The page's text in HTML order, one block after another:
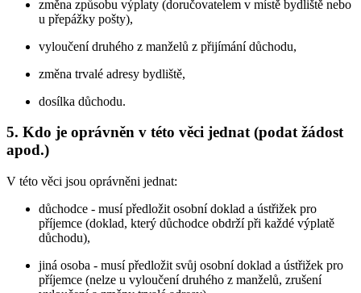
změna způsobu výplaty (doručovatelem v místě bydliště nebo
u přepážky pošty),
vyloučení druhého z manželů z přijímání důchodu,
změna trvalé adresy bydliště,
dosílka důchodu.
5. Kdo je oprávněn v této věci jednat (podat žádost
apod.)
V této věci jsou oprávněni jednat:
důchodce - musí předložit osobní doklad a ústřižek pro
příjemce (doklad, který důchodce obdrží při každé výplatě
důchodu),
jiná osoba - musí předložit svůj osobní doklad a ústřižek pro
příjemce (nelze u vyloučení druhého z manželů, zrušení